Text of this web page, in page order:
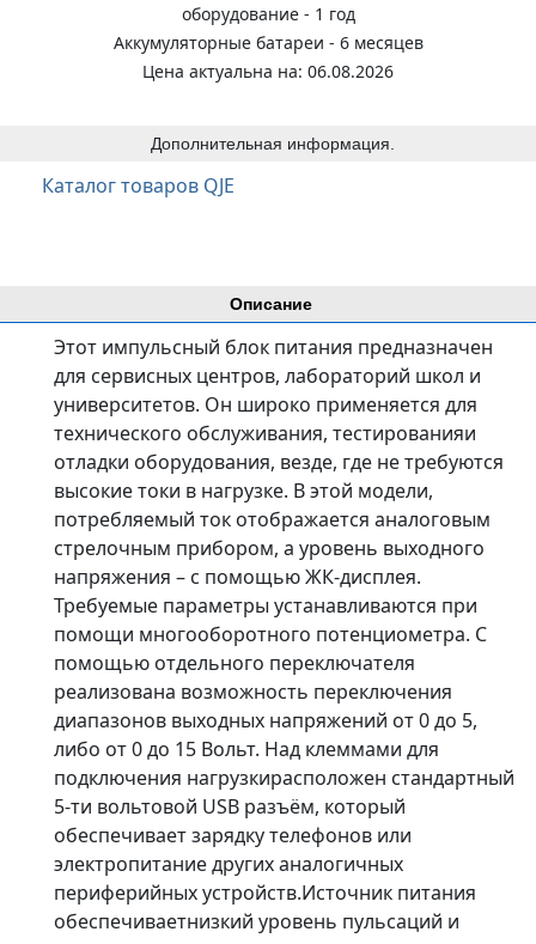
Описание
Этот импульсный блок питания предназначен
для сервисных центров, лабораторий школ и
университетов. Он широко применяется для
технического обслуживания, тестированияи
отладки оборудования, везде, где не требуются
высокие токи в нагрузке. В этой модели,
потребляемый ток отображается аналоговым
стрелочным прибором, а уровень выходного
напряжения – с помощью ЖК-дисплея.
Требуемые параметры устанавливаются при
помощи многооборотного потенциометра. С
помощью отдельного переключателя
реализована возможность переключения
диапазонов выходных напряжений от 0 до 5,
либо от 0 до 15 Вольт. Над клеммами для
подключения нагрузкирасположен стандартный
5-ти вольтовой USB разъём, который
обеспечивает зарядку телефонов или
электропитание других аналогичных
периферийных устройств.Источник питания
обеспечиваетнизкий уровень пульсаций и
оборудование - 1 год
Аккумуляторные батареи - 6 месяцев
Цена актуальна на: 06.08.2026
Дополнительная информация.
Каталог товаров QJE